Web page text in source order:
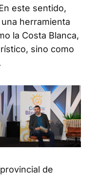
este sentido,
herramienta
la Costa Blanca,
sino como
de